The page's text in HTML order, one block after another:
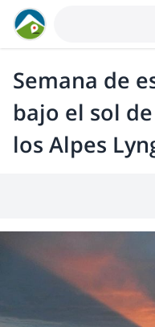
Semana de
bajo el sol
los Alpes